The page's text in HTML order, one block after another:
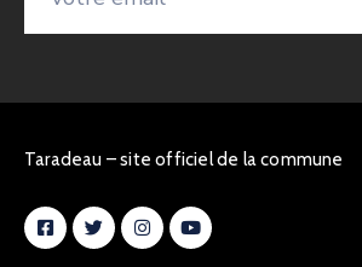
Taradeau – site officiel de la commune